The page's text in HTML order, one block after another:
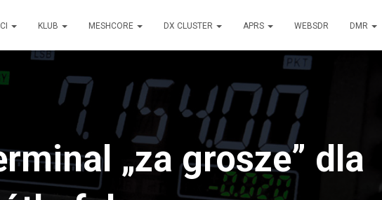
KLUB MESHCORE DX CLUSTER APRS WEBSDR DMR
„za grosze” dla